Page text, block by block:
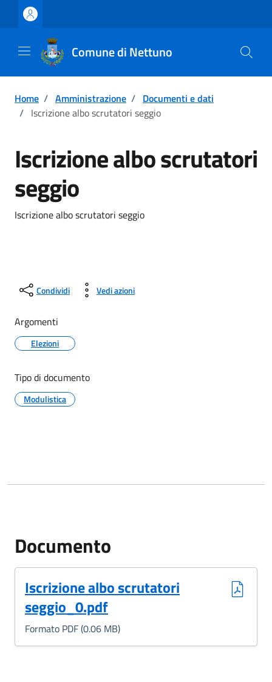
Vai ai contenuti
Vai al footer
Comune di Nettuno
Home / Amministrazione / Documenti e dati
/ Iscrizione albo scrutatori seggio
Iscrizione albo scrutatori
seggio
Iscrizione albo scrutatori seggio
Condividi Vedi azioni
Argomenti
Elezioni
Tipo di documento
Modulistica
Documento
Iscrizione albo scrutatori
seggio_0.pdf
(Formato PDF, 0.06 MB)
Formato PDF (0.06 MB)